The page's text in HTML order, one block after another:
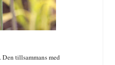
tillsammans med